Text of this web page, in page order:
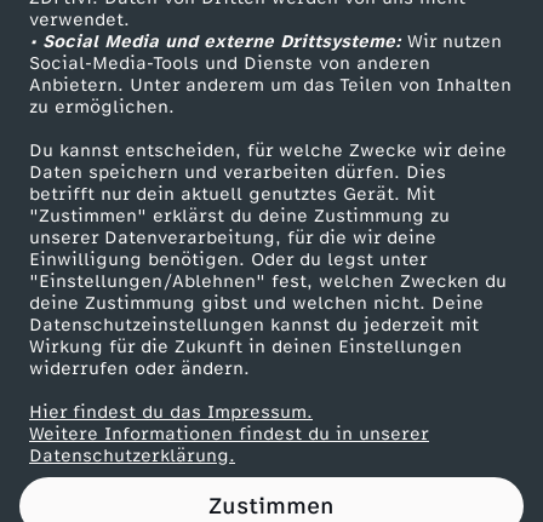
verwendet.
• Social Media und externe Drittsysteme:Wir nutzen
Social-Media-Tools und Dienste von anderen
Anbietern. Unter anderem um das Teilen von Inhalten
zu ermöglichen.
Du kannst entscheiden, für welche Zwecke wir deine
Daten speichern und verarbeiten dürfen. Dies
betrifft nur dein aktuell genutztes Gerät. Mit
"Zustimmen" erklärst du deine Zustimmung zu
unserer Datenverarbeitung, für die wir deine
Einwilligung benötigen. Oder du legst unter
"Einstellungen/Ablehnen" fest, welchen Zwecken du
deine Zustimmung gibst und welchen nicht. Deine
Datenschutzeinstellungen kannst du jederzeit mit
Wirkung für die Zukunft in deinen Einstellungen
widerrufen oder ändern.
Hier findest du das Impressum.
Weitere Informationen findest du in unserer
Datenschutzerklärung.
Zustimmen
o
n
e
b
a
u
e
n
-
ZDF Unternehmen
Karriere
ZDF goes Schule
Werbefernsehen
Mainzelmännchen
Partner